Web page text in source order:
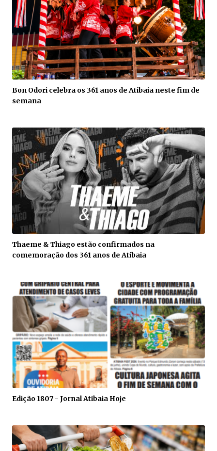
Bon Odori celebra os 361 anos de Atibaia neste fim de
semana
Thaeme & Thiago estão confirmados na
comemoração dos 361 anos de Atibaia
Edição 1807 - Jornal Atibaia Hoje